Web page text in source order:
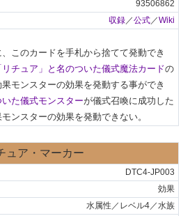
93506862
収録／公式／Wiki
このカードを手札から捨てて発動でき
リチュア」と名のついた儀式魔法カードの
モンスターの効果を発動する事ができ
いた儀式モンスターが儀式召喚に成功した
ンスターの効果を発動できない。
ュア・マーカー
DTC4-JP003
効果
水属性／レベル4／水族